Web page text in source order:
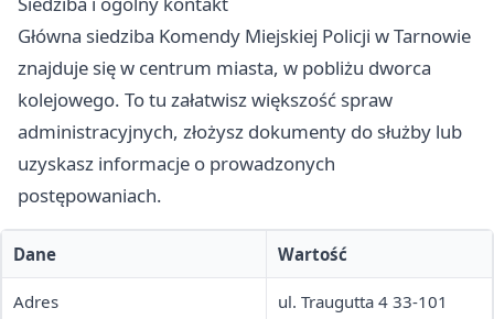
Główna siedziba Komendy Miejskiej Policji w Tarnowie
znajduje się w centrum miasta, w pobliżu dworca
kolejowego. To tu załatwisz większość spraw
administracyjnych, złożysz dokumenty do służby lub
uzyskasz informacje o prowadzonych
postępowaniach.
Dane Wartość
Adres
ul. Traugutta 4 33-101